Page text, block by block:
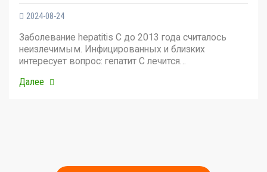
2024-08-24
Заболевание hepatitis C до 2013 года считалось
неизлечимым. Инфицированных и близких
интересует вопрос: гепатит С лечится…
Далее